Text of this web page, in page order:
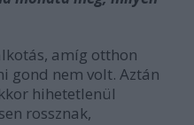
amíg otthon
gond nem volt. Aztán
hihetetlenül
rossznak,